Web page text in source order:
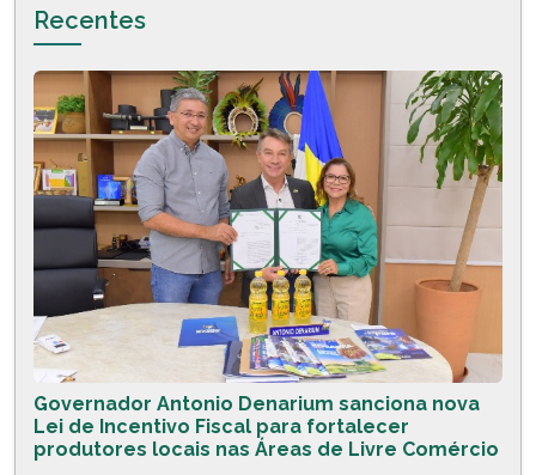
Recentes
Governador Antonio Denarium sanciona nova
Lei de Incentivo Fiscal para fortalecer
produtores locais nas Áreas de Livre Comércio